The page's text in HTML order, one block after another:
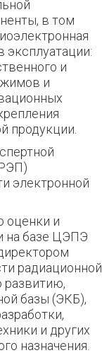
в том
эксплуатации:
и
и
продукции.
электронной
оценки и
на базе ЦЭПЭ
радиационной
развитию,
базы (ЭКБ),
и других
назначения.